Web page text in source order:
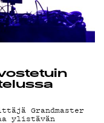
Grandmaster
ylistävän